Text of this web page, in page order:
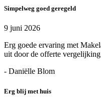
Simpelweg goed geregeld
9 juni 2026
Erg goede ervaring met
uit door de offerte
- Daniëlle Blom
Erg blij met huis